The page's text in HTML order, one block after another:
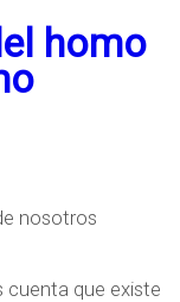
homo
nosotros
cuenta que existe